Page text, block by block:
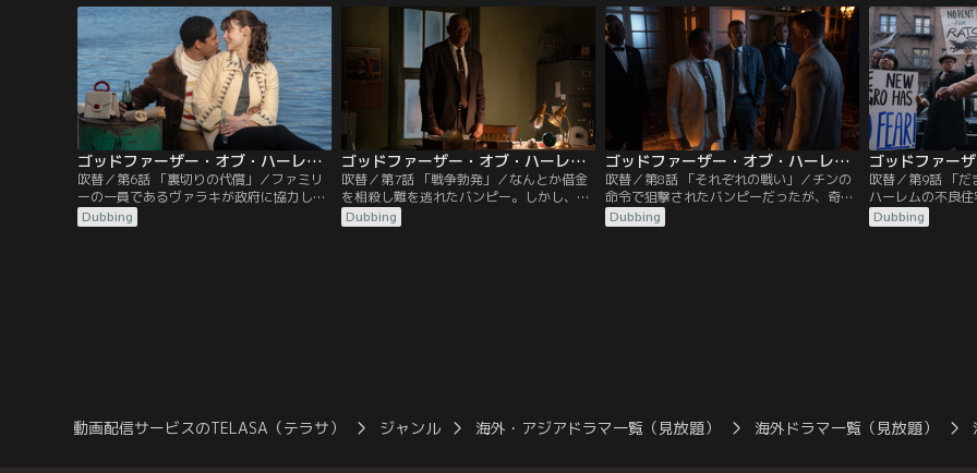
れており、自分の地元もジェノヴェーゼ・
ファミリー傘下のチン・ジガンテが幅を利
かしていた。バンピーは取引を阻止するた
めにマルコムXと手を組む。
したのはバンピーだと思っているチンは、
腹の虫がおさまらず…。
ら逃げ出したエリースは万引きを繰り返し
ていたが…。
シアスはマルコ
ゴッドファーザー・オブ・ハーレム シーズン1 第06話／吹替
吹替／第6話 「裏切りの代償」／ファミリ
ーの一員であるヴァラキが政府に協力し、
公聴会で証言を行う。これまで“沈黙の
掟”によって守られてきたファミリーの内
Dubbing
ゴッドファーザー・オブ・ハーレム シーズン1 第07話／吹替
吹替／第7話 「戦争勃発」／なんとか借金
を相殺し難を逃れたバンピー。しかし、麻
薬を仕入れる当てがなく手元の在庫も減っ
ていく。ボナンノに再度打診するも、息子
Dubbing
ゴッドファーザー・オブ・ハーレム シーズン1 第08話／吹替
吹替／第8話 「それぞれの戦い」／チンの
命令で狙撃されたバンピーだったが、奇跡
的に一命を取り留めて回復する。バンピー
が入院していた3週間、街ではチンとボナ
Dubbing
吹替／第9話 「
ハーレムの不良
房・排水設備の
著しいため、住
Dubbing
動画配信サービスのTELASA（テラサ） ジャンル 海外・アジアドラマ一覧（見放題） 海外ドラマ一覧（見放題）